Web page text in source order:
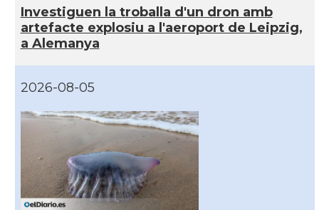
Investiguen la troballa d'un dron amb
artefacte explosiu a l'aeroport de Leipzig,
a Alemanya
2026-08-05